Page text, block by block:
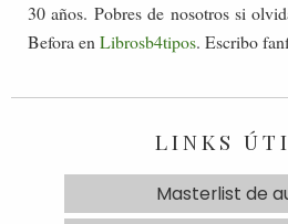
30 años. Pobres de nosotros si
Befora enLibrosb4tipos. Escribo
LINKS
Masterlist de